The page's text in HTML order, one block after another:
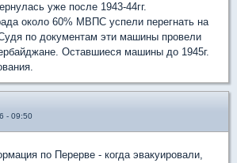
уже после 1943-44гг.
около 60% МВПС успели перегнать на
по документам эти машины провели
Оставшиеся машины до 1945г.
- 09:50
по Перерве - когда эвакуировали,